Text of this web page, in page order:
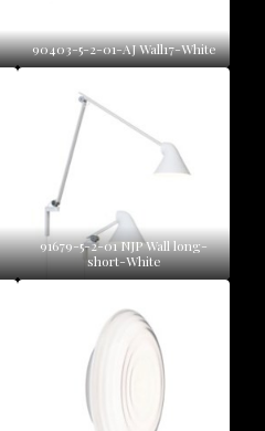
90403-5-2-01-AJ Wall17-White
91679-5-2-01 NJP Wall long-
short-White